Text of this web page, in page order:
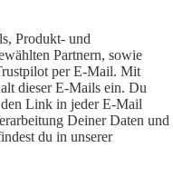
Produkt- und
Partnern, sowie
per E-Mail. Mit
dieser E-Mails ein. Du
Link in jeder E-Mail
Deiner Daten und
du in unserer